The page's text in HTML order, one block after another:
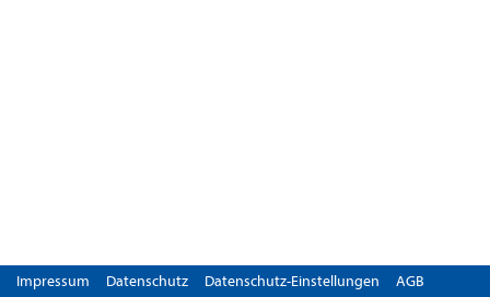
Impressum Datenschutz Datenschutz-Einstellungen AGB